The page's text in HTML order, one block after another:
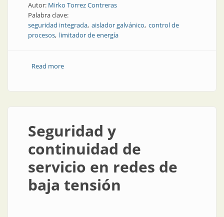
Autor: Mirko Torrez Contreras
Palabra clave:
seguridad integrada aislador galvánico control de
procesos limitador de energía
Read moreabout El increíble aislador de señales IS menguante,
Seguridad y
continuidad de
servicio en redes de
baja tensión